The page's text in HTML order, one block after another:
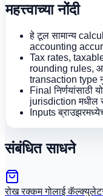
महत्त्वाच्या नोंदी
हे टूल सामान्य
accounting
Tax rates,
rounding rules,
transaction type
Final निर्णयांसाठी
jurisdiction मधील
Inputs
संबंधित साधने
रोख रक्कम गोलाई